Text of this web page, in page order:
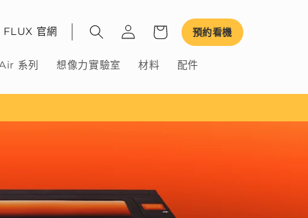
系列 想像力實驗室 材料 配件
FLUX 官網 預約看機